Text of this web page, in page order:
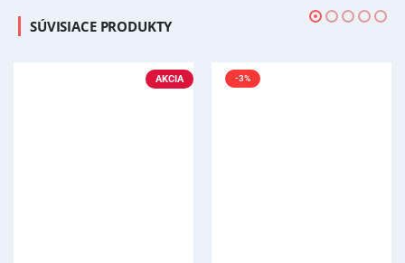
SÚVISIACE PRODUKTY
AKCIA -3%